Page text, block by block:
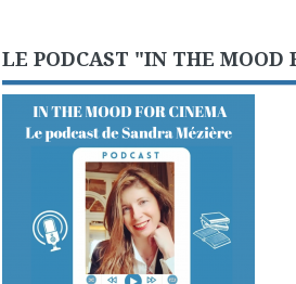
LE PODCAST "IN THE MOOD